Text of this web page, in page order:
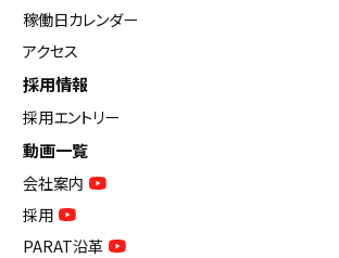
稼働日カレンダー
アクセス
採用情報
採用エントリー
動画一覧
会社案内
採用
PARAT沿革